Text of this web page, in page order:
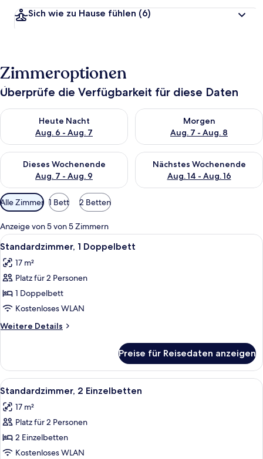
Sich wie zu Hause fühlen (6)
Zimmeroptionen
Überprüfe die Verfügbarkeit für diese Daten
Heute Nacht
Aug. 6 - Aug. 7
Überprüfe die Verfügbarkeit für heute Nacht, Aug. 6 - Aug. 7.
Morgen
Aug. 7 - Aug. 8
Überprüfe die Verfügbarkeit
Dieses Wochenende
Aug. 7 - Aug. 9
Überprüfe die Verfügbarkeit für dieses Wochenende, Aug. 7
Nächstes Wochenende
Aug. 14 - Aug. 16
Überprüfe die Verfügbarkeit
Verfügbare
Filter
für
Zimmer
Alle Zimmer 1 Bett 2 Betten
Anzeige von 5 von 5 Zimmern
Alle
Fotos
für
Standardzimmer,
1
Doppelbett
anzeigen
Standardzimmer, 1 Doppelbett |
3
Standardzimmer, 1 Doppelbett
17 m²
Platz für 2 Personen
1 Doppelbett
Kostenloses WLAN
Weitere Details
Weitere
1
Doppelbett
Preise für Reisedaten anzeigen
Alle
Fotos
für
Standardzimmer,
2 Einzelbetten
anzeigen
Ein modernes Hotelzimmer mit
4
Standardzimmer, 2 Einzelbetten
17 m²
Platz für 2 Personen
2 Einzelbetten
Kostenloses WLAN